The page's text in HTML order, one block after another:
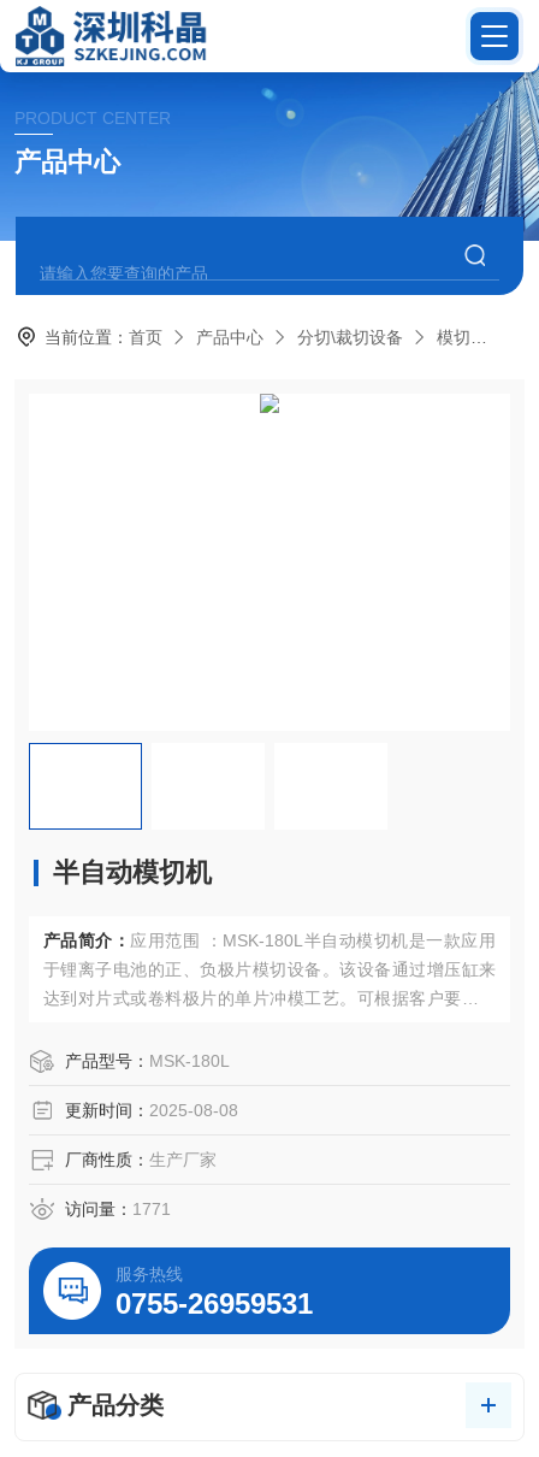
PRODUCT CENTER
产品中心
当前位置：首页 产品中心 分切\裁切设备 模切
半自动模切机
产品简介： 应用范围 ：MSK-180L半自动模切机是一款应用
于锂离子电池的正、负极片模切设备。该设备通过增压缸来
达到对片式或卷料极片的单片冲模工艺。可根据客户要求提
切。产品型号： MSK-180L
更新时间： 2025-08-08
厂商性质： 生产厂家
访问量： 1771
服务热线
0755-26959531
产品分类